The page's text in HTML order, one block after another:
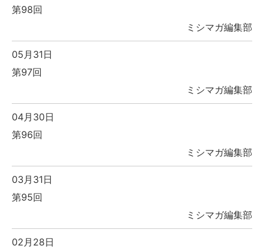
第98回
ミシマガ編集部
05月31日
第97回
ミシマガ編集部
04月30日
第96回
ミシマガ編集部
03月31日
第95回
ミシマガ編集部
02月28日